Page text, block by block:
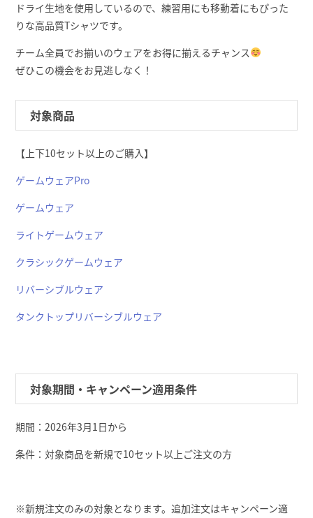
ドライ生地を使用しているので、練習用にも移動着にもぴった
りな高品質Tシャツです。
チーム全員でお揃いのウェアをお得に揃えるチャンス
ぜひこの機会をお見逃しなく！
対象商品
【上下10セット以上のご購入】
ゲームウェアPro
ゲームウェア
ライトゲームウェア
クラシックゲームウェア
リバーシブルウェア
タンクトップリバーシブルウェア
対象期間・キャンペーン適用条件
期間：2026年3月1日から
条件：対象商品を新規で10セット以上ご注文の方
※新規注文のみの対象となります。追加注文はキャンペーン適